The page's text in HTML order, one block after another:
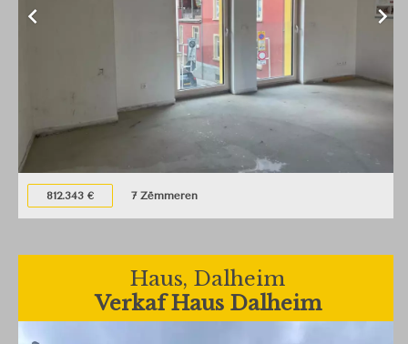
812.343 € 7 Zëmmeren
Haus, Dalheim
Verkaf Haus Dalheim